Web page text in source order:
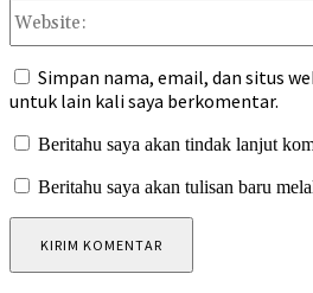
Simpan nama, email, dan situs
untuk lain kali saya berkomentar.
Beritahu saya akan tindak lanjut
Beritahu saya akan tulisan baru